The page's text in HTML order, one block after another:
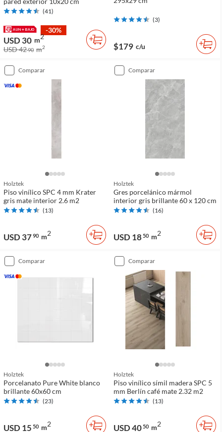
(41)
-30%
USD 30 m2
USD 4290 m2
(3)
$179 c/u
comparar
Holztek
Piso vinílico SPC 4 mm Krater
gris mate interior 2.6 m2
(13)
USD 3790 m2
comparar
Holztek
Gres porcelánico mármol
interior gris brillante 60 x 120 cm
(16)
USD 18 50 m2
comparar
Holztek
Porcelanato Pure White blanco
brillante 60x60 cm
(23)
USD 15 50 m2
comparar
Holztek
Piso vinílico símil madera SPC 5
mm Berlín café mate 2.32 m2
(13)
USD 40 50 m2